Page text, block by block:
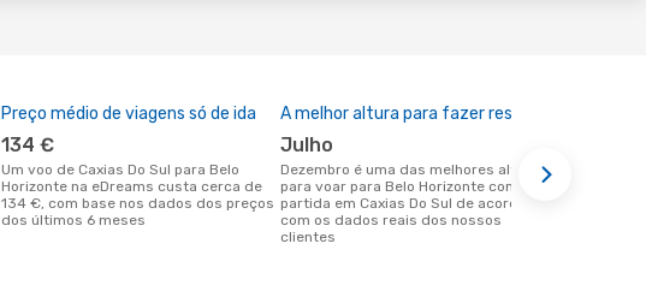
Preço médio de viagens só de ida
134 €
Um voo de Caxias Do Sul para Belo
Horizonte na eDreams custa cerca de
134 €, com base nos dados dos preços
dos últimos 6 meses
A melhor altura para fazer reserva
julho
dezembro é uma das melhores alturas
para voar para Belo Horizonte com
partida em Caxias Do Sul de acordo
com os dados reais dos nossos
clientes